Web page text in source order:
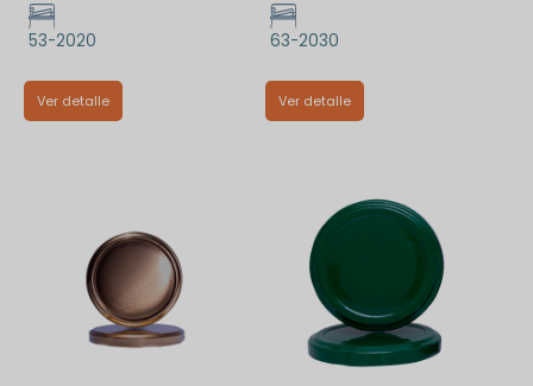
53-2020
Ver detalle
63-2030
Ver detalle